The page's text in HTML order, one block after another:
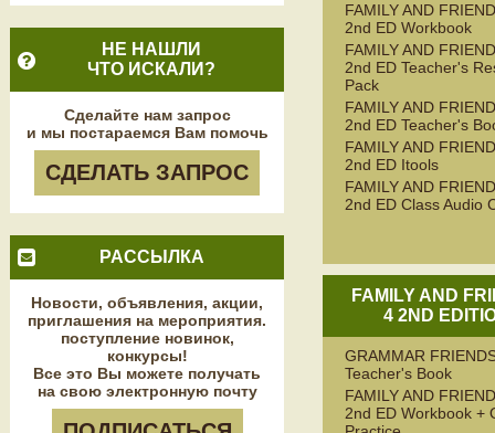
НЕ НАШЛИ
ЧТО ИСКАЛИ?
Сделайте нам запрос
и мы постараемся Вам помочь
СДЕЛАТЬ ЗАПРОС
РАССЫЛКА
Новости, объявления, акции,
приглашения на мероприятия.
поступление новинок,
конкурсы!
Все это Вы можете получать
на свою электронную почту
FAMILY AND
2nd ED Workbook
FAMILY AND
2nd ED Teacher's
Pack
FAMILY AND
2nd ED Teacher's
FAMILY AND
2nd ED Itools
FAMILY AND
2nd ED Class Audio
FAMILY AND
4 2ND
GRAMMAR
Teacher's Book
FAMILY AND
2nd ED Workbook +